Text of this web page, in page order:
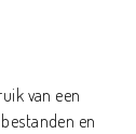
van een
en